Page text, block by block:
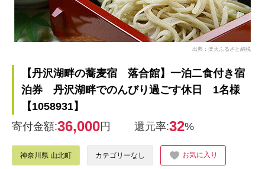
出典：楽天ふるさと納税
【丹沢湖畔の蕎麦宿 落合館】一泊二食付き宿
泊券 丹沢湖畔でのんびり過ごす休日 1名様
【1058931】
寄付金額:36,000円 還元率:32%
神奈川県 山北町 カテゴリーなし お気に入り